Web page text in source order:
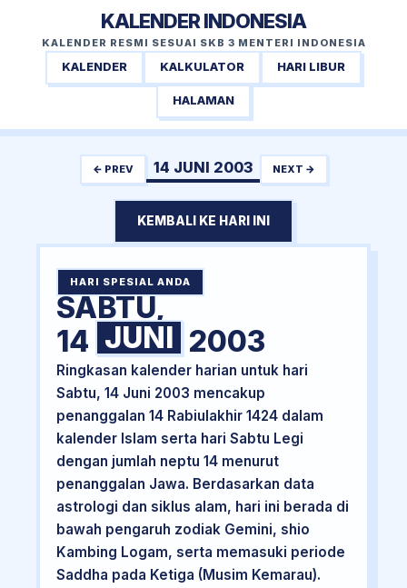
KALENDER INDONESIA
KALENDER RESMI SESUAI SKB 3 MENTERI INDONESIA
KALENDER KALKULATOR HARI LIBUR
HALAMAN
← PREV 14 JUNI 2003 NEXT →
KEMBALI KE HARI INI
HARI SPESIAL ANDA
SABTU,
14 JUNI 2003
Ringkasan kalender harian untuk hari
Sabtu, 14 Juni 2003 mencakup
penanggalan 14 Rabiulakhir 1424 dalam
kalender Islam serta hari Sabtu Legi
dengan jumlah neptu 14 menurut
penanggalan Jawa. Berdasarkan data
astrologi dan siklus alam, hari ini berada di
bawah pengaruh zodiak Gemini, shio
Kambing Logam, serta memasuki periode
Saddha pada Ketiga (Musim Kemarau).